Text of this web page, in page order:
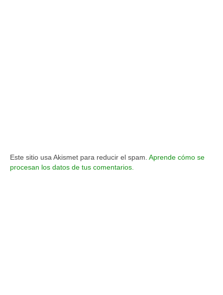
Este sitio usa Akismet para reducir el spam. Aprende cómo se
procesan los datos de tus comentarios.